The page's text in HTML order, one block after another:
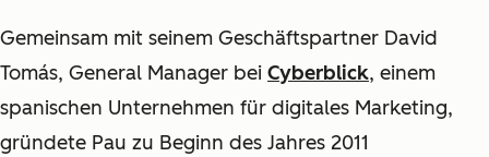
Gemeinsam mit seinem Geschäftspartner David
Tomás, General Manager bei Cyberblick, einem
spanischen Unternehmen für digitales Marketing,
gründete Pau zu Beginn des Jahres 2011